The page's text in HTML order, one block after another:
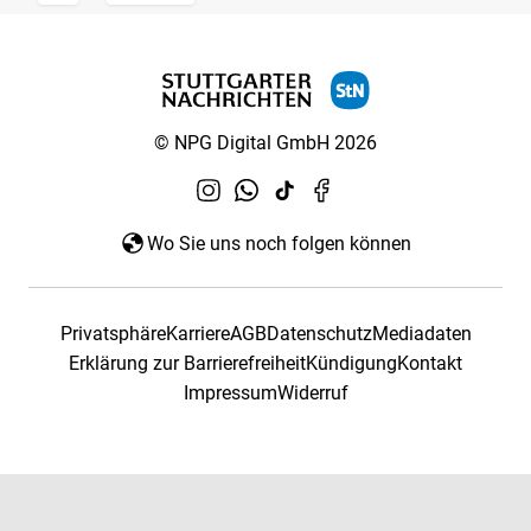
© NPG Digital GmbH 2026
Wo Sie uns noch folgen können
PrivatsphäreKarriereAGBDatenschutzMediadaten
Erklärung zur BarrierefreiheitKündigungKontakt
ImpressumWiderruf